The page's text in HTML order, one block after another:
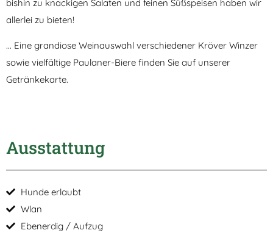
bishin zu knackigen Salaten und feinen Süßspeisen haben wir
allerlei zu bieten!
... Eine grandiose Weinauswahl verschiedener Kröver Winzer
sowie vielfältige Paulaner-Biere finden Sie auf unserer
Getränkekarte.
Ausstattung
Hunde erlaubt
Wlan
Ebenerdig / Aufzug